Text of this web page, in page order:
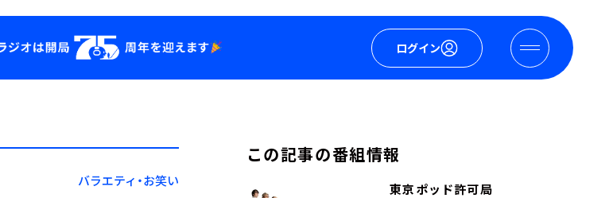
ログイン
YouTube
会社情報
バラエティ・お笑い
この記事の番組情報
東京ポッド許可局